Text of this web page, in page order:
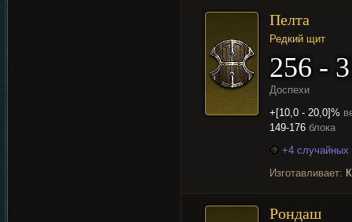
Пелта
Редкий щит
256 -
Доспехи
+[10,0 - 20,0]%
149-176 блока
+4 случайных
Изготавливает:
Рондаш